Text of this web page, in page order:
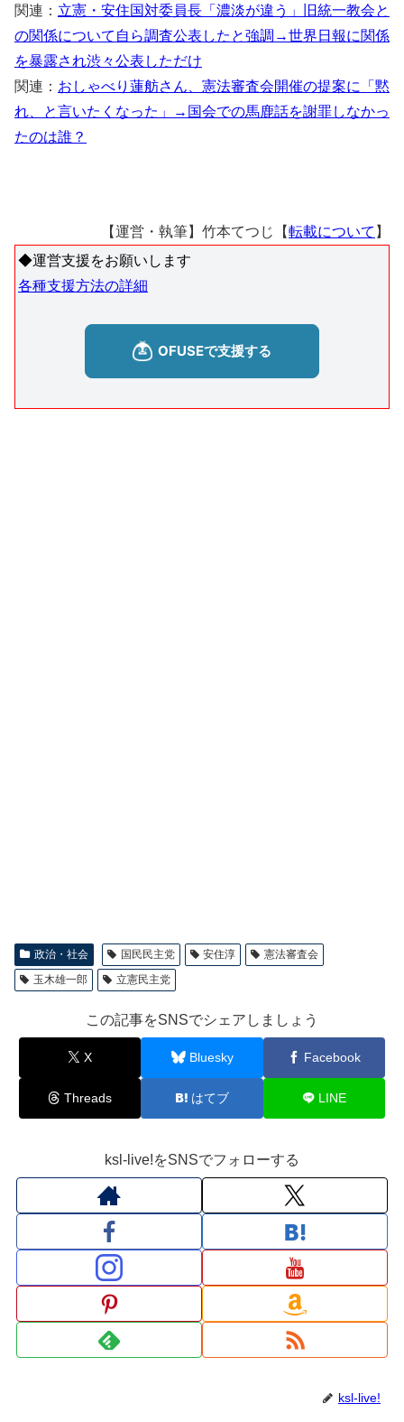
関連： 立憲・安住国対委員長「濃淡が違う」旧統一教会と
の関係について自ら調査公表したと強調→世界日報に関係
を暴露され渋々公表しただけ
関連： おしゃべり蓮舫さん、憲法審査会開催の提案に「黙
れ、と言いたくなった」→国会での馬鹿話を謝罪しなかっ
たのは誰？
【運営・執筆】竹本てつじ【転載について 】
◆運営支援をお願いします
各種支援方法の詳細
政治・社会 国民民主党 安住淳
憲法審査会
玉木雄一郎
立憲民主党
この記事をSNSでシェアしましょう
X Bluesky Facebook
Threads はてブ LINE
ksl-live!をSNSでフォローする
ksl-live!